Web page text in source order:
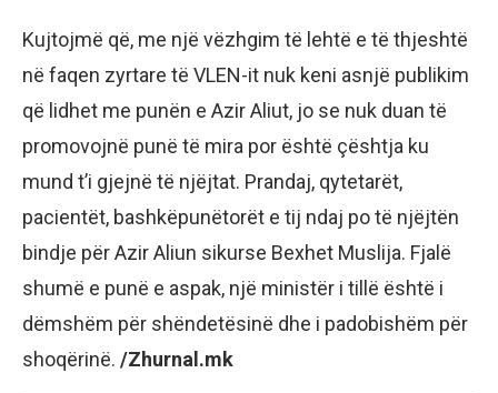
Kujtojmë që, me një vëzhgim të lehtë e të thjeshtë
në faqen zyrtare të VLEN-it nuk keni asnjë publikim
që lidhet me punën e Azir Aliut, jo se nuk duan të
promovojnë punë të mira por është çështja ku
mund t’i gjejnë të njëjtat. Prandaj, qytetarët,
pacientët, bashkëpunëtorët e tij ndaj po të njëjtën
bindje për Azir Aliun sikurse Bexhet Muslija. Fjalë
shumë e punë e aspak, një ministër i tillë është i
dëmshëm për shëndetësinë dhe i padobishëm për
shoqërinë. /Zhurnal.mk